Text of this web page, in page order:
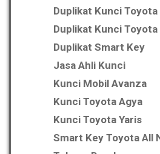
Duplikat Kunci Toyota
Duplikat Kunci Toyota
Duplikat Smart Key
Jasa Ahli Kunci
Kunci Mobil Avanza
Kunci Toyota Agya
Kunci Toyota Yaris
Smart Key Toyota All